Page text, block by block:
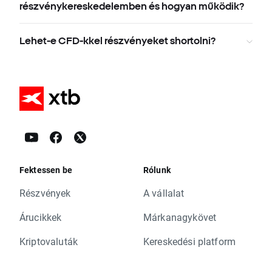
részvénykereskedelemben és hogyan működik?
Lehet-e CFD-kkel részvényeket shortolni?
Fektessen be
Részvények
Árucikkek
Kriptovaluták
Rólunk
A vállalat
Márkanagykövet
Kereskedési platform